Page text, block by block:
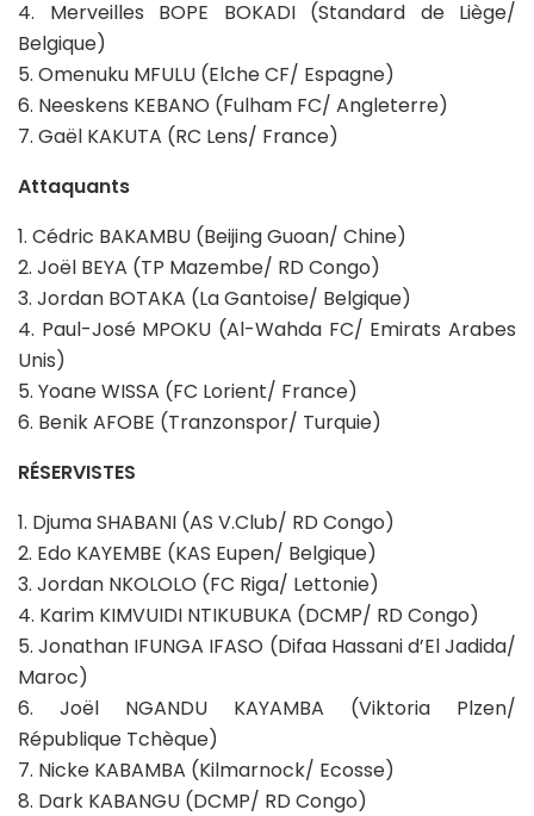
4. Merveilles BOPE BOKADI (Standard de Liège/
Belgique)
5. Omenuku MFULU (Elche CF/ Espagne)
6. Neeskens KEBANO (Fulham FC/ Angleterre)
7. Gaël KAKUTA (RC Lens/ France)
Attaquants
1. Cédric BAKAMBU (Beijing Guoan/ Chine)
2. Joël BEYA (TP Mazembe/ RD Congo)
3. Jordan BOTAKA (La Gantoise/ Belgique)
4. Paul-José MPOKU (Al-Wahda FC/ Emirats Arabes
Unis)
5. Yoane WISSA (FC Lorient/ France)
6. Benik AFOBE (Tranzonspor/ Turquie)
RÉSERVISTES
1. Djuma SHABANI (AS V.Club/ RD Congo)
2. Edo KAYEMBE (KAS Eupen/ Belgique)
3. Jordan NKOLOLO (FC Riga/ Lettonie)
4. Karim KIMVUIDI NTIKUBUKA (DCMP/ RD Congo)
5. Jonathan IFUNGA IFASO (Difaa Hassani d’El Jadida/
Maroc)
6. Joël NGANDU KAYAMBA (Viktoria Plzen/
République Tchèque)
7. Nicke KABAMBA (Kilmarnock/ Ecosse)
8. Dark KABANGU (DCMP/ RD Congo)